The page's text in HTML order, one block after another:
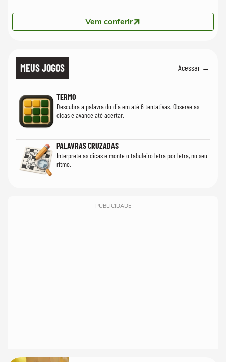
Vem conferir
MEUS JOGOS Acessar →
TERMO
Descubra a palavra do dia em até 6 tentativas. Observe as
dicas e avance até acertar.
PALAVRAS CRUZADAS
Interprete as dicas e monte o tabuleiro letra por letra, no seu
ritmo.
PUBLICIDADE